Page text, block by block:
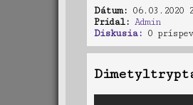
Dátum: 06.03.2020
Pridal: Admin
Diskusia: 0